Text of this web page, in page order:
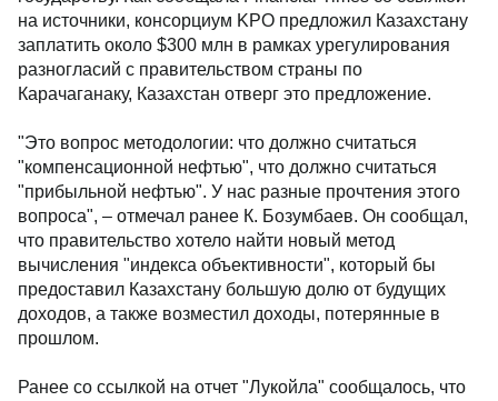
на источники, консорциум KPO предложил Казахстану
заплатить около $300 млн в рамках урегулирования
разногласий с правительством страны по
Карачаганаку, Казахстан отверг это предложение.
"Это вопрос методологии: что должно считаться
"компенсационной нефтью", что должно считаться
"прибыльной нефтью". У нас разные прочтения этого
вопроса", – отмечал ранее К. Бозумбаев. Он сообщал,
что правительство хотело найти новый метод
вычисления "индекса объективности", который бы
предоставил Казахстану большую долю от будущих
доходов, а также возместил доходы, потерянные в
прошлом.
Ранее со ссылкой на отчет "Лукойла" сообщалось, что